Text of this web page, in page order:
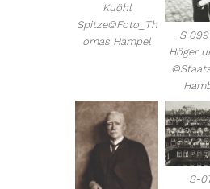
Kuöhl
Spitze©Foto_Th
omas Hampel
S
Höger
S-